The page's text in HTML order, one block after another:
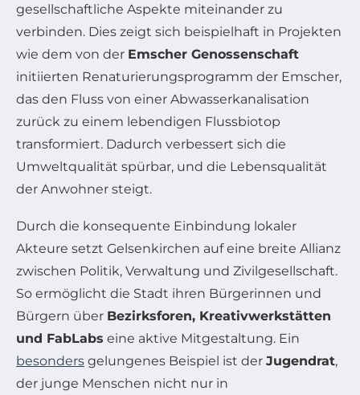
gesellschaftliche Aspekte miteinander zu
verbinden. Dies zeigt sich beispielhaft in Projekten
wie dem von der Emscher Genossenschaft
initiierten Renaturierungsprogramm der Emscher,
das den Fluss von einer Abwasserkanalisation
zurück zu einem lebendigen Flussbiotop
transformiert. Dadurch verbessert sich die
Umweltqualität spürbar, und die Lebensqualität
der Anwohner steigt.
Durch die konsequente Einbindung lokaler
Akteure setzt Gelsenkirchen auf eine breite Allianz
zwischen Politik, Verwaltung und Zivilgesellschaft.
So ermöglicht die Stadt ihren Bürgerinnen und
Bürgern über Bezirksforen, Kreativwerkstätten
und FabLabs eine aktive Mitgestaltung. Ein
besonders gelungenes Beispiel ist der Jugendrat,
der junge Menschen nicht nur in